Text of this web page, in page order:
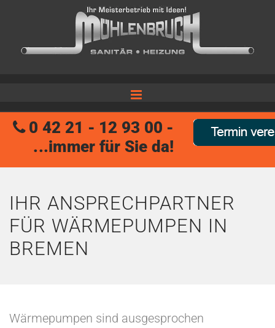
Zum Inhalt springen
0 42 21 - 12 93 00 -
...immer für Sie da!
IHR ANSPRECHPARTNER
FÜR WÄRMEPUMPEN IN
BREMEN
Wärmepumpen sind ausgesprochen